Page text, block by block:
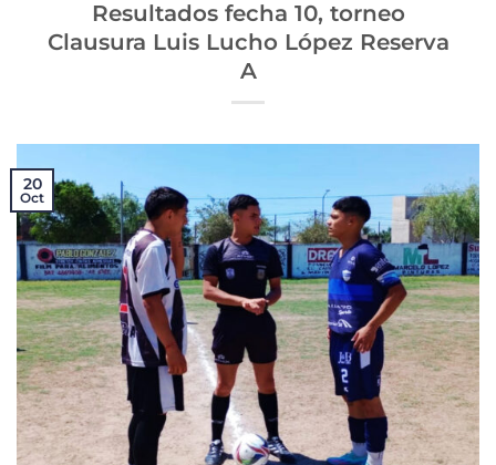
Resultados fecha 10, torneo
Clausura Luis Lucho López Reserva
A
20
Oct